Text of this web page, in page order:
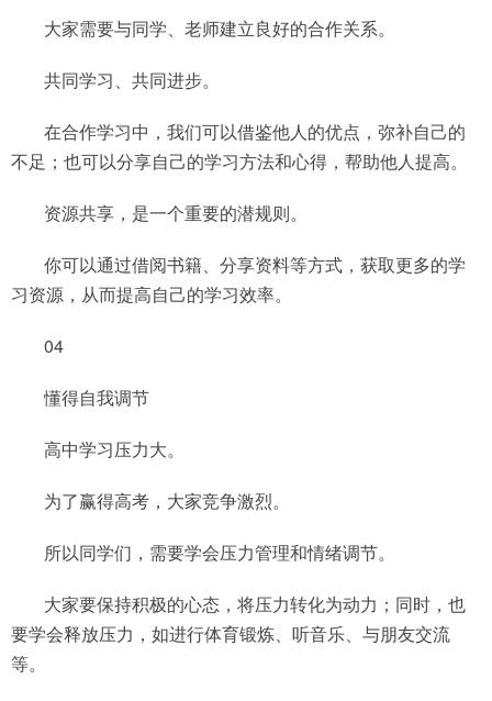
大家需要与同学、老师建立良好的合作关系。
共同学习、共同进步。
在合作学习中，我们可以借鉴他人的优点，弥补自己的
不足；也可以分享自己的学习方法和心得，帮助他人提高。
资源共享，是一个重要的潜规则。
你可以通过借阅书籍、分享资料等方式，获取更多的学
习资源，从而提高自己的学习效率。
04
懂得自我调节
高中学习压力大。
为了赢得高考，大家竞争激烈。
所以同学们，需要学会压力管理和情绪调节。
大家要保持积极的心态，将压力转化为动力；同时，也
要学会释放压力，如进行体育锻炼、听音乐、与朋友交流
等。